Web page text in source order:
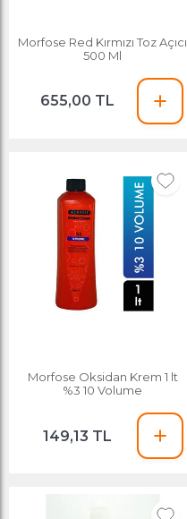
Morfose Red Kırmızı Toz Açıcı
500 Ml
655,00 TL
Morfose Oksidan Krem 1 lt
%3 10 Volume
149,13 TL